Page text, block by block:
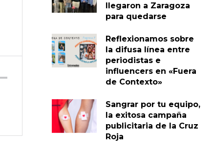
llegaron a Zaragoza
para quedarse
Reflexionamos sobre
la difusa línea entre
periodistas e
influencers en «Fuera
de Contexto»
Sangrar por tu equipo,
la exitosa campaña
publicitaria de la Cruz
Roja